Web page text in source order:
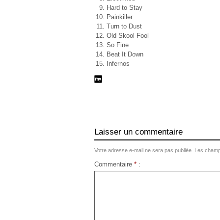
Hard to Stay
Painkiller
Turn to Dust
Old Skool Fool
So Fine
Beat It Down
Infernos
Laisser un commentaire
Votre adresse e-mail ne sera pas publiée. Les
Commentaire *